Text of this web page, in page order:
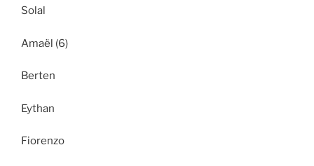
Solal
Amaël (6)
Berten
Eythan
Fiorenzo